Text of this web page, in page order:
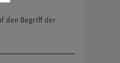
den Begriff der